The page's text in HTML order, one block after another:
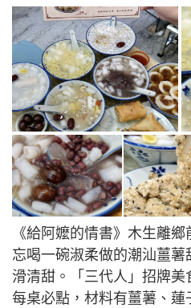
《給阿嬤的情書》木生離
忘喝一碗淑柔做的潮汕薑
滑清甜。「三代人」招牌
每桌必點，材料有薑薯、蓮